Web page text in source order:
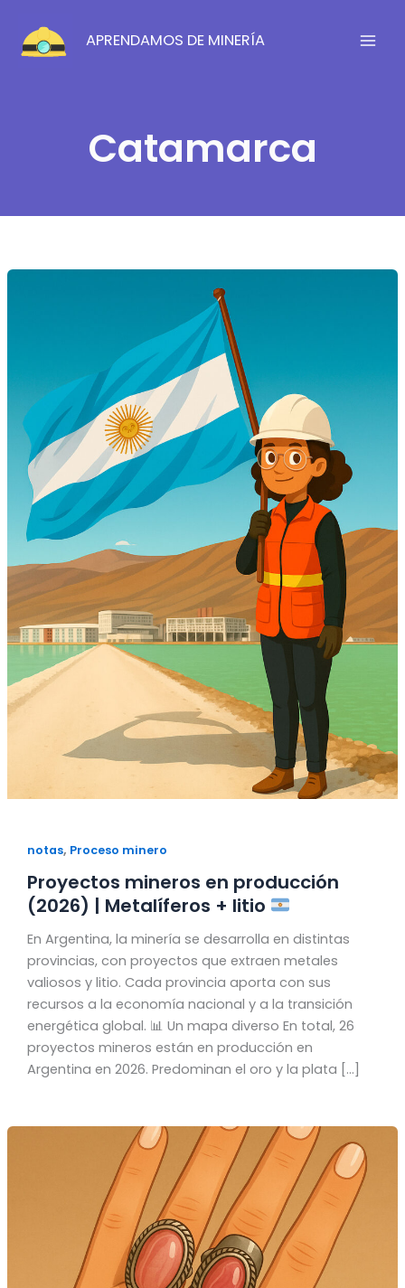
contenido
APRENDAMOS DE MINERÍA
Catamarca
notas, Proceso minero
Proyectos mineros en producción
(2026) | Metalíferos + litio
En Argentina, la minería se desarrolla en distintas
provincias, con proyectos que extraen metales
valiosos y litio. Cada provincia aporta con sus
recursos a la economía nacional y a la transición
energética global. 📊 Un mapa diverso En total, 26
proyectos mineros están en producción en
Argentina en 2026. Predominan el oro y la plata […]